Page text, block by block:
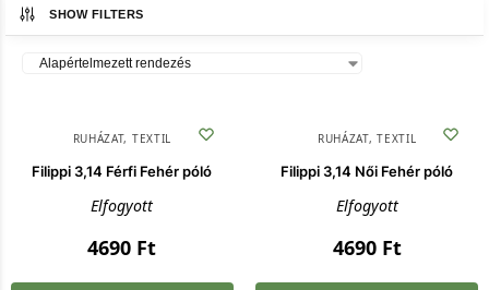
SHOW FILTERS
RUHÁZAT, TEXTIL
Filippi 3,14 Férfi Fehér póló
Elfogyott
4690 Ft
RUHÁZAT,TEXTIL
Filippi 3,14 Női Fehér póló
Elfogyott
4690 Ft